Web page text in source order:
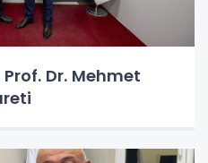
Dr. Mehmet